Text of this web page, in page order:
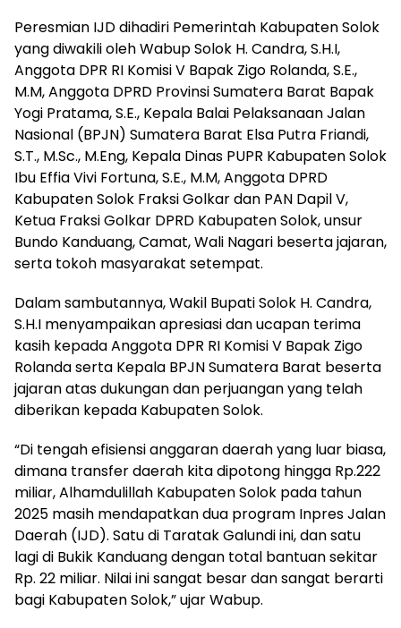
Peresmian IJD dihadiri Pemerintah Kabupaten Solok
yang diwakili oleh Wabup Solok H. Candra, S.H.I,
Anggota DPR RI Komisi V Bapak Zigo Rolanda, S.E.,
M.M, Anggota DPRD Provinsi Sumatera Barat Bapak
Yogi Pratama, S.E., Kepala Balai Pelaksanaan Jalan
Nasional (BPJN) Sumatera Barat Elsa Putra Friandi,
S.T., M.Sc., M.Eng, Kepala Dinas PUPR Kabupaten Solok
Ibu Effia Vivi Fortuna, S.E., M.M, Anggota DPRD
Kabupaten Solok Fraksi Golkar dan PAN Dapil V,
Ketua Fraksi Golkar DPRD Kabupaten Solok, unsur
Bundo Kanduang, Camat, Wali Nagari beserta jajaran,
serta tokoh masyarakat setempat.
Dalam sambutannya, Wakil Bupati Solok H. Candra,
S.H.I menyampaikan apresiasi dan ucapan terima
kasih kepada Anggota DPR RI Komisi V Bapak Zigo
Rolanda serta Kepala BPJN Sumatera Barat beserta
jajaran atas dukungan dan perjuangan yang telah
diberikan kepada Kabupaten Solok.
“Di tengah efisiensi anggaran daerah yang luar biasa,
dimana transfer daerah kita dipotong hingga Rp.222
miliar, Alhamdulillah Kabupaten Solok pada tahun
2025 masih mendapatkan dua program Inpres Jalan
Daerah (IJD). Satu di Taratak Galundi ini, dan satu
lagi di Bukik Kanduang dengan total bantuan sekitar
Rp. 22 miliar. Nilai ini sangat besar dan sangat berarti
bagi Kabupaten Solok,” ujar Wabup.